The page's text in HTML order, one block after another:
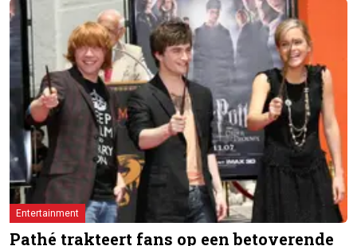
Entertainment
Pathé trakteert fans op een betoverende